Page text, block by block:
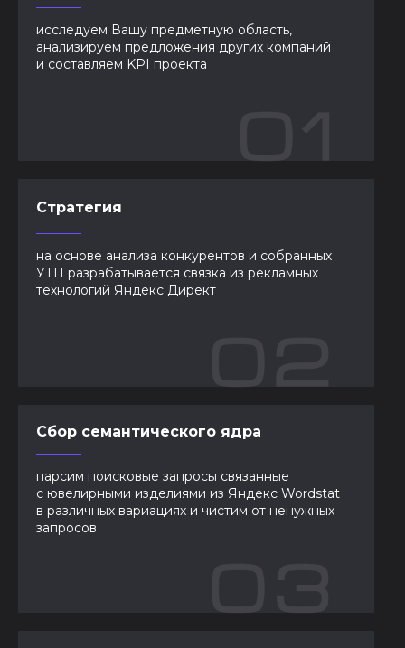
Стратегия
на основе анализа конкурентов и собранных
УТП разрабатывается связка из рекламных
технологий Яндекс Директ
Сбор семантического ядра
парсим поисковые запросы связанные
с ювелирными изделиями из Яндекс Wordstat
в различных вариациях и чистим от ненужных
запросов
исследуем Вашу предметную область,
анализируем предложения других компаний
и составляем KPI проекта